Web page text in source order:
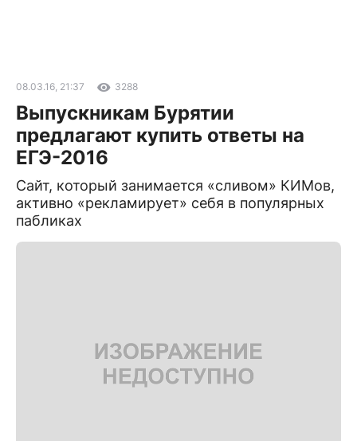
08.03.16, 21:37 3288
Выпускникам Бурятии
предлагают купить ответы на
ЕГЭ-2016
Сайт, который занимается «сливом» КИМов,
активно «рекламирует» себя в популярных
пабликах